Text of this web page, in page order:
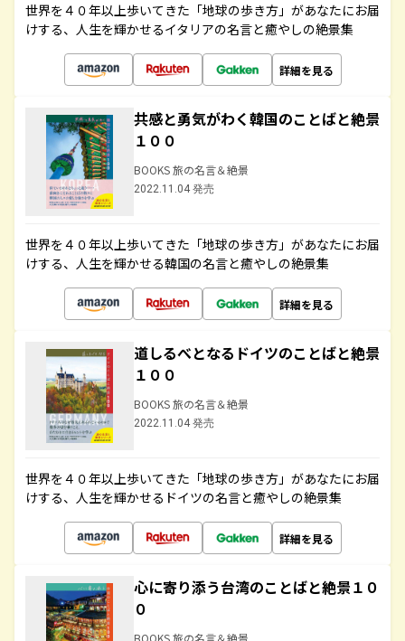
世界を４０年以上歩いてきた「地球の歩き方」があなたにお届
けする、人生を輝かせるイタリアの名言と癒やしの絶景集
詳細を見る
共感と勇気がわく韓国のことばと絶景
１００
BOOKS 旅の名言＆絶景
2022.11.04 発売
世界を４０年以上歩いてきた「地球の歩き方」があなたにお届
けする、人生を輝かせる韓国の名言と癒やしの絶景集
詳細を見る
道しるべとなるドイツのことばと絶景
１００
BOOKS 旅の名言＆絶景
2022.11.04 発売
世界を４０年以上歩いてきた「地球の歩き方」があなたにお届
けする、人生を輝かせるドイツの名言と癒やしの絶景集
詳細を見る
心に寄り添う台湾のことばと絶景１０
０
BOOKS 旅の名言＆絶景